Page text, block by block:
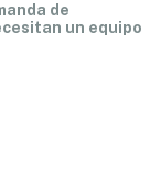
de
un equipo